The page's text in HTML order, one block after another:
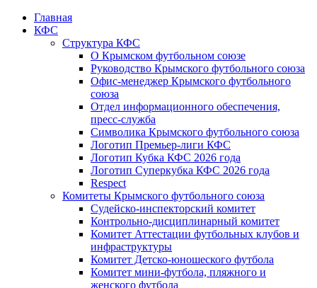
Главная
КФС
Структура КФС
О Крымском футбольном союзе
Руководство Крымского футбольного союза
Офис-менеджер Крымского футбольного
союза
Отдел информационного обеспечения,
пресс-служба
Символика Крымского футбольного союза
Логотип Премьер-лиги КФС
Логотип Кубка КФС 2026 года
Логотип Суперкубка КФС 2026 года
Respect
Комитеты Крымского футбольного союза
Судейско-инспекторский комитет
Контрольно-дисциплинарный комитет
Комитет Аттестации футбольных клубов и
инфраструктуры
Комитет Детско-юношеского футбола
Комитет мини-футбола, пляжного и
женского футбола